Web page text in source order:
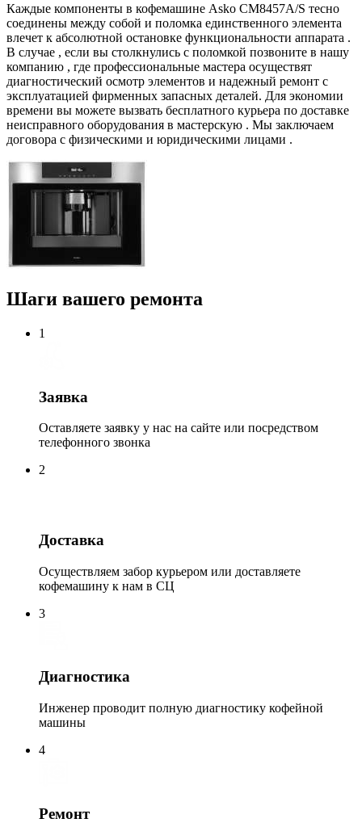
Каждые компоненты в кофемашине Asko CM8457A/S тесно
соединены между собой и поломка единственного элемента
влечет к абсолютной остановке функциональности аппарата .
В случае , если вы столкнулись с поломкой позвоните в нашу
компанию , где профессиональные мастера осуществят
диагностический осмотр элементов и надежный ремонт с
эксплуатацией фирменных запасных деталей. Для экономии
времени вы можете вызвать бесплатного курьера по доставке
неисправного оборудования в мастерскую . Мы заключаем
договора с физическими и юридическими лицами .
Шаги вашего ремонта
1
Заявка
Оставляете заявку у нас на сайте или посредством
телефонного звонка
2
Доставка
Осуществляем забор курьером или доставляете
кофемашину к нам в СЦ
3
Диагностика
Инженер проводит полную диагностику кофейной
машины
4
Ремонт